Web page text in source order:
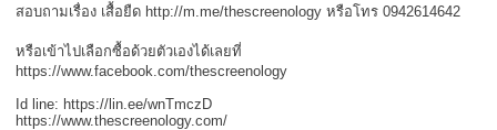
สอบถามเรื่อง เสื้อยืด http://m.me/thescreenology หรือโทร 0942614642
หรือเข้าไปเลือกซื้อด้วยตัวเองได้เลยที่
https://www.facebook.com/thescreenology
Id line: https://lin.ee/wnTmczD
https://www.thescreenology.com/